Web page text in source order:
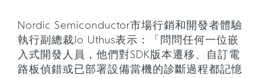
Nordic Semiconductor市場行銷和開發者體驗
執行副總裁Jo Uthus表示：「問問任何一位嵌
入式開發人員，他們對SDK版本遷移、自訂電
路板偵錯或已部署設備當機的診斷過程都記憶